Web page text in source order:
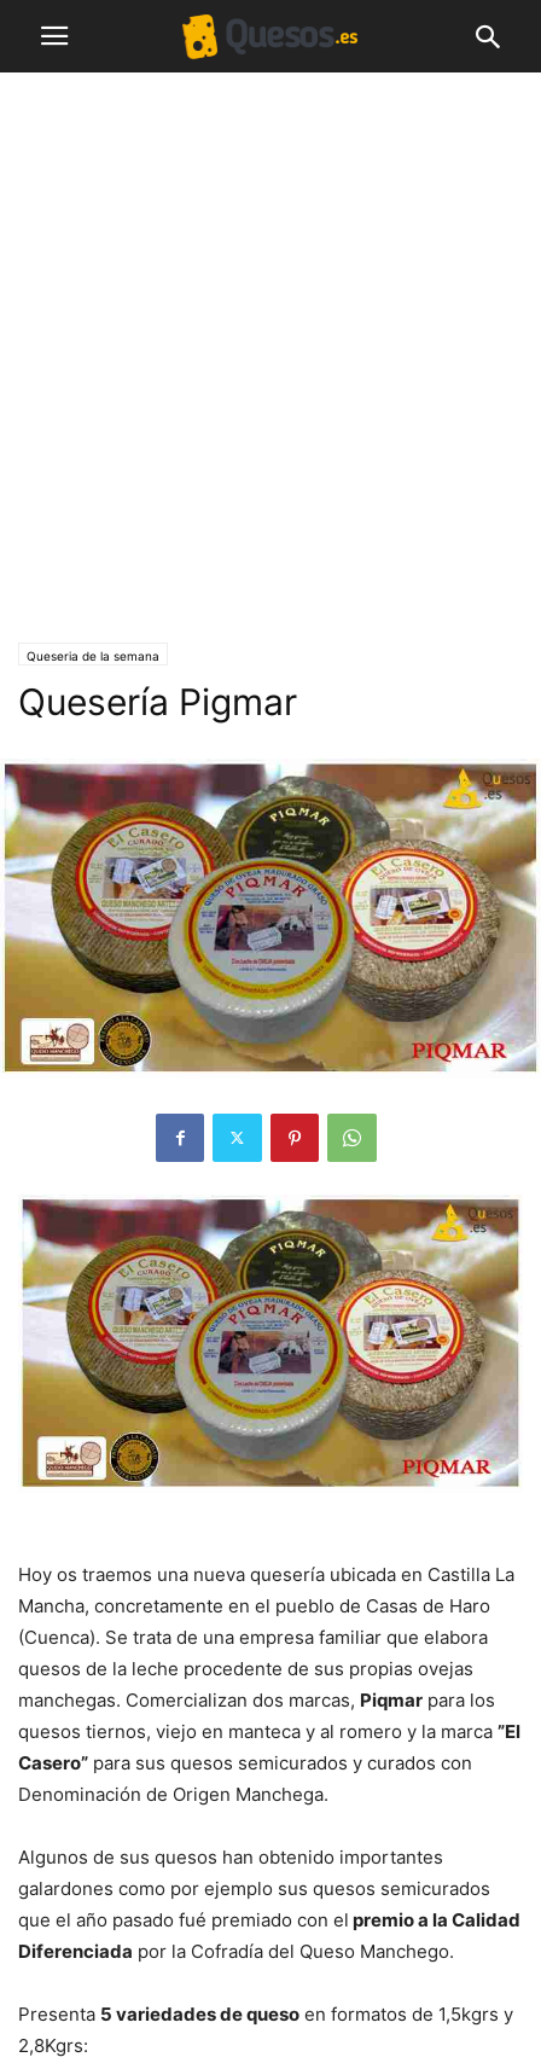
Queseria de la semana
Quesería Pigmar
Hoy os traemos una nueva quesería ubicada en Castilla La
Mancha, concretamente en el pueblo de Casas de Haro
(Cuenca). Se trata de una empresa familiar que elabora
quesos de la leche procedente de sus propias ovejas
manchegas. Comercializan dos marcas, Piqmar para los
quesos tiernos, viejo en manteca y al romero y la marca ”El
Casero” para sus quesos semicurados y curados con
Denominación de Origen Manchega.
Algunos de sus quesos han obtenido importantes
galardones como por ejemplo sus quesos semicurados
que el año pasado fué premiado con el premio a la Calidad
Diferenciada por la Cofradía del Queso Manchego.
Presenta 5 variedades de queso en formatos de 1,5kgrs y
2,8Kgrs: